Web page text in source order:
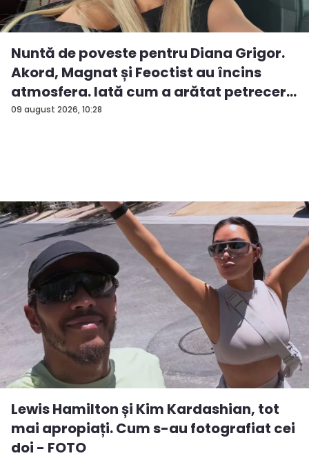
09 august 2026, 10:28
Nuntă de poveste pentru Diana Grigor.
Akord, Magnat și Feoctist au încins
atmosfera. Iată cum a arătat petrecer...
Lewis Hamilton și Kim Kardashian, tot
mai apropiați. Cum s-au fotografiat cei
doi - FOTO